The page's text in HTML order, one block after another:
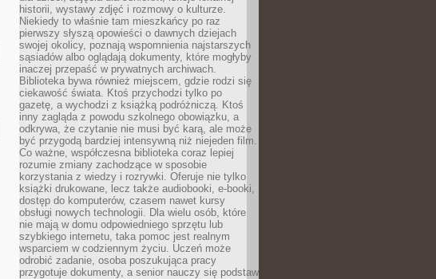
historii, wystawy zdjęć i rozmowy o kulturze.
Niekiedy to właśnie tam mieszkańcy po raz
pierwszy słyszą opowieści o dawnych dziejach
swojej okolicy, poznają wspomnienia najstarszych
sąsiadów albo oglądają dokumenty, które mogłyby
inaczej przepaść w prywatnych archiwach.
Biblioteka bywa również miejscem, gdzie rodzi się
ciekawość świata. Ktoś przychodzi tylko po
gazetę, a wychodzi z książką podróżniczą. Ktoś
inny zagląda z powodu szkolnego obowiązku, a
odkrywa, że czytanie nie musi być karą, ale może
być przygodą bardziej intensywną niż niejeden film.
Co ważne, współczesna biblioteka coraz lepiej
rozumie zmiany zachodzące w sposobie
korzystania z wiedzy i rozrywki. Oferuje nie tylko
książki drukowane, lecz także audiobooki, e-booki,
dostęp do komputerów, czasem nawet kursy
obsługi nowych technologii. Dla wielu osób, które
nie mają w domu odpowiedniego sprzętu lub
szybkiego internetu, taka pomoc jest realnym
wsparciem w codziennym życiu. Uczeń może
odrobić zadanie, osoba poszukująca pracy
przygotuje dokumenty, a senior nauczy się podstaw